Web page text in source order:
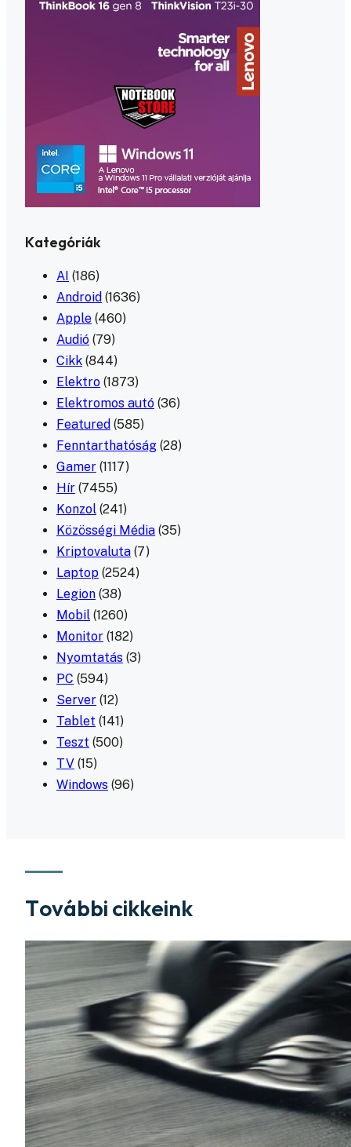
Kategóriák
AI (186)
Android (1636)
Apple (460)
Audió (79)
Cikk (844)
Elektro (1873)
Elektromos autó (36)
Featured (585)
Fenntarthatóság (28)
Gamer (1117)
Hír (7455)
Konzol (241)
Közösségi Média (35)
Kriptovaluta (7)
Laptop (2524)
Legion (38)
Mobil (1260)
Monitor (182)
Nyomtatás (3)
PC (594)
Server (12)
Tablet (141)
Teszt (500)
TV (15)
Windows (96)
További cikkeink